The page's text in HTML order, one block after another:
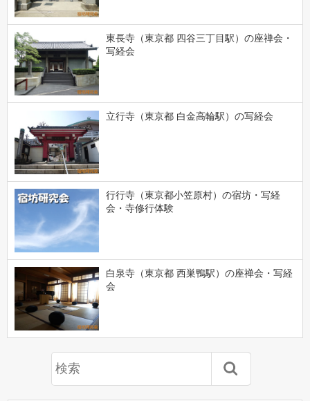
東長寺（東京都 四谷三丁目駅）の座禅会・
写経会
立行寺（東京都 白金高輪駅）の写経会
行行寺（東京都小笠原村）の宿坊・写経
会・寺修行体験
白泉寺（東京都 西巣鴨駅）の座禅会・写経
会